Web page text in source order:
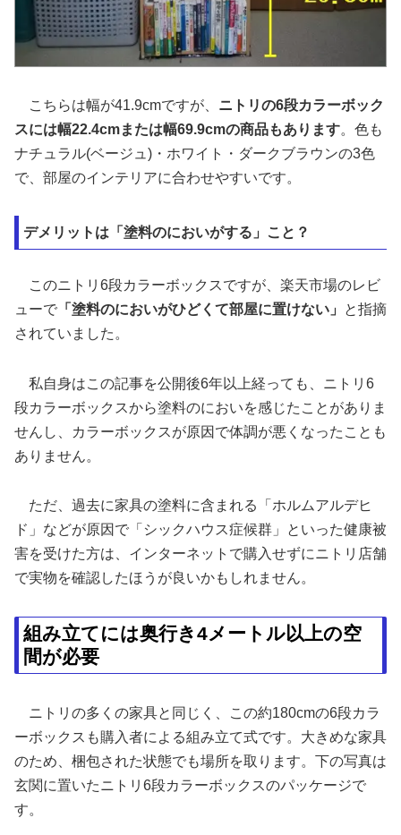
こちらは幅が41.9cmですが、 ニトリの6段カラーボック
スには幅22.4cmまたは幅69.9cmの商品もあります。色も
ナチュラル(ベージュ)・ホワイト・ダークブラウンの3色
で、部屋のインテリアに合わせやすいです。
デメリットは「塗料のにおいがする」こと？
このニトリ6段カラーボックスですが、楽天市場のレビ
ューで 「塗料のにおいがひどくて部屋に置けない」
と指摘
されていました。
私自身はこの記事を公開後6年以上経っても、ニトリ6
段カラーボックスから塗料のにおいを感じたことがありま
せんし、カラーボックスが原因で体調が悪くなったことも
ありません。
ただ、過去に家具の塗料に含まれる「ホルムアルデヒ
ド」などが原因で「シックハウス症候群」といった健康被
害を受けた方は、インターネットで購入せずにニトリ店舗
で実物を確認したほうが良いかもしれません。
組み立てには奥行き4メートル以上の空
間が必要
ニトリの多くの家具と同じく、この約180cmの6段カラ
ーボックスも購入者による組み立て式です。大きめな家具
のため、梱包された状態でも場所を取ります。下の写真は
玄関に置いたニトリ6段カラーボックスのパッケージで
す。